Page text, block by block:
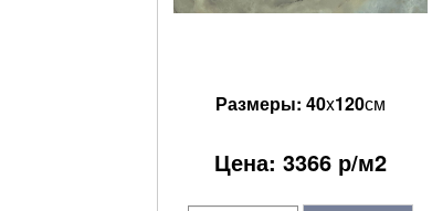
Размеры: 40x120см
Цена: 3366 р/м2